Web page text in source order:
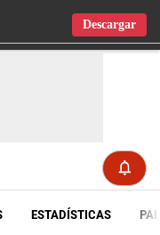
Descargar
ESTADÍSTICAS